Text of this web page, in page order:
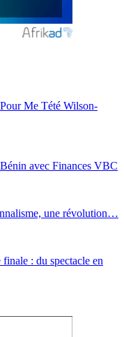
Me Tété Wilson-
avec Finances VBC
une révolution…
: du spectacle en